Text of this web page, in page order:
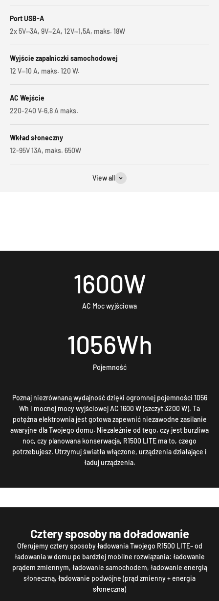
Port USB-A
2x 5V⎓3A, 9V⎓2A, 12V⎓1,5A, maks. 18W
Wyjście zapalniczki samochodowej
12 V⎓10 A, maks. 120 W.
AC Wejście
220-240 V-6,8 A maks.
Wkład słoneczny
12-95V 13A, maks. 650W
View all
1600W
AC Moc wyjściowa
1056Wh
Pojemność
Poznaj niezrównaną wydajność dzięki ogromnej pojemności 1056
Wh i mocnej mocy wyjściowej AC 1600 W (szczyt 3200 W). Ta
potężna elektrownia jest gotowa zapewnić niezawodne zasilanie
awaryjne dla Twojego domu. Niezależnie od tego, czy jest burzliwa
noc, czy planowana konserwacja, R1500 LITE ma to, czego
potrzebujesz. Utrzymuj światła włączone, urządzenia działające i
ładuj urządzenia.
Cztery sposoby na doładowanie
Oferujemy cztery sposoby ładowania Twojego R1500 LITE– od
ładowania w domu po bardziej mobilne rozwiązania: ładowanie
prądem zmiennym, ładowanie samochodem, ładowanie energią
słoneczną, ładowanie podwójne (prąd zmienny + energia
słoneczna)